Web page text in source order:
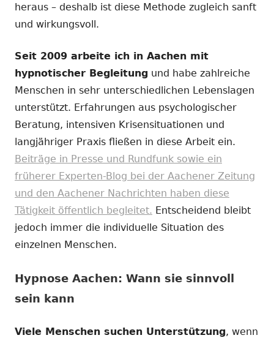
heraus – deshalb ist diese Methode zugleich sanft
und wirkungsvoll.
Seit 2009 arbeite ich in Aachen mit
hypnotischer Begleitung und habe zahlreiche
Menschen in sehr unterschiedlichen Lebenslagen
unterstützt. Erfahrungen aus psychologischer
Beratung, intensiven Krisensituationen und
langjähriger Praxis fließen in diese Arbeit ein.
Beiträge in Presse und Rundfunk sowie ein
früherer Experten-Blog bei der Aachener Zeitung
und den Aachener Nachrichten haben diese
Tätigkeit öffentlich begleitet. Entscheidend bleibt
jedoch immer die individuelle Situation des
einzelnen Menschen.
Hypnose Aachen: Wann sie sinnvoll
sein kann
Viele Menschen suchen Unterstützung, wenn